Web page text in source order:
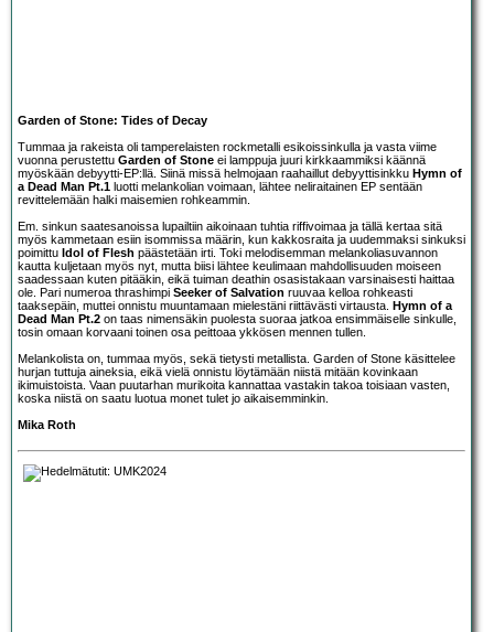
Garden of Stone: Tides of Decay
Tummaa ja rakeista oli tamperelaisten rockmetalli esikoissinkulla ja vasta viime
vuonna perustettu Garden of Stone ei lamppuja juuri kirkkaammiksi käännä
myöskään debyytti-EP:llä. Siinä missä helmojaan raahaillut debyyttisinkku Hymn of
a Dead Man Pt.1 luotti melankolian voimaan, lähtee neliraitainen EP sentään
revittelemään halki maisemien rohkeammin.
Em. sinkun saatesanoissa lupailtiin aikoinaan tuhtia riffivoimaa ja tällä kertaa sitä
myös kammetaan esiin isommissa määrin, kun kakkosraita ja uudemmaksi sinkuksi
poimittu Idol of Flesh päästetään irti. Toki melodisemman melankoliasuvannon
kautta kuljetaan myös nyt, mutta biisi lähtee keulimaan mahdollisuuden moiseen
saadessaan kuten pitääkin, eikä tuiman deathin osasistakaan varsinaisesti haittaa
ole. Pari numeroa thrashimpi Seeker of Salvation ruuvaa kelloa rohkeasti
taaksepäin, muttei onnistu muuntamaan mielestäni riittävästi virtausta. Hymn of a
Dead Man Pt.2 on taas nimensäkin puolesta suoraa jatkoa ensimmäiselle sinkulle,
tosin omaan korvaani toinen osa peittoaa ykkösen mennen tullen.
Melankolista on, tummaa myös, sekä tietysti metallista. Garden of Stone käsittelee
hurjan tuttuja aineksia, eikä vielä onnistu löytämään niistä mitään kovinkaan
ikimuistoista. Vaan puutarhan murikoita kannattaa vastakin takoa toisiaan vasten,
koska niistä on saatu luotua monet tulet jo aikaisemminkin.
Mika Roth